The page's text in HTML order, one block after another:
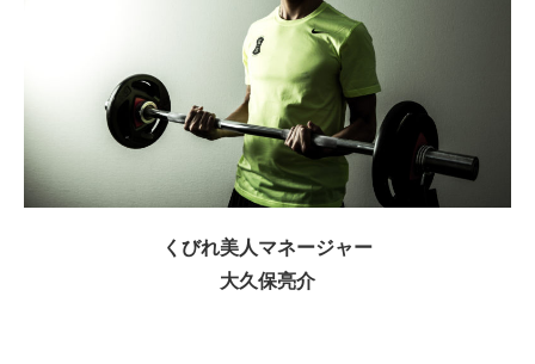
くびれ美人マネージャー
大久保亮介